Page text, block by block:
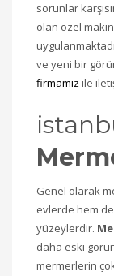
sorunlar
olan özel
ve yeni bir
firmamız ile
Genel olarak
evlerde hem
yüzeylerdir.
daha eski
mermerlerin